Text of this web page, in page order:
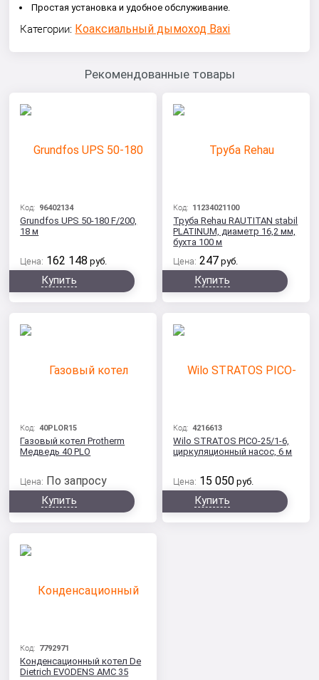
Простая установка и удобное обслуживание.
Категории: Коаксиальный дымоход Baxi
Рекомендованные товары
Код: 96402134
Grundfos UPS 50-180 F/200,
18 м
Цена: 162 148 руб.
Купить
Код: 11234021100
Труба Rehau RAUTITAN stabil
PLATINUM, диаметр 16,2 мм,
бухта 100 м
Цена: 247 руб.
Купить
Код:40PLOR15
Газовый котел Protherm
Медведь 40 РLO
Цена: По запросу
Купить
Код:4216613
Wilo STRATOS PICO-25/1-6,
циркуляционный насос, 6 м
Цена: 15 050 руб.
Купить
Код: 7792971
Конденсационный котел De
Dietrich EVODENS AMC 35